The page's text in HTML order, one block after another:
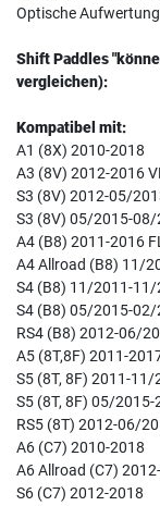
Optische
Shift Paddles
vergleichen):
Kompatibel mit:
A1 (8X) 2010-2018
A3 (8V) 2012-2016
S3 (8V) 2012-05/
S3 (8V) 05/2015-08/
A4 (B8) 2011-2016 FL
A4 Allroad (B8) 11/
S4 (B8) 11/2011-11/
S4 (B8) 05/2015-02/
RS4 (B8) 2012-06/
A5 (8T,8F) 2011-
S5 (8T, 8F) 2011-11/
S5 (8T, 8F) 05/2015-
RS5 (8T) 2012-06/
A6 (C7) 2010-2018
A6 Allroad (C7)
S6 (C7) 2012-2018